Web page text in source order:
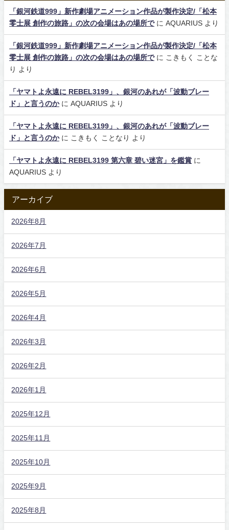
「銀河鉄道999」新作劇場アニメーション作品が製作決定/「松本
零士展 創作の旅路」の次の会場はあの場所でに AQUARIUS より
「銀河鉄道999」新作劇場アニメーション作品が製作決定/「松本
零士展 創作の旅路」の次の会場はあの場所でに
こきもく ことな
り
より
「ヤマトよ永遠に REBEL3199」、銀河のあれが「波動ブレー
ド」と言うのかに AQUARIUS より
「ヤマトよ永遠に REBEL3199」、銀河のあれが「波動ブレー
ド」と言うのかに こきもく ことなり より
「ヤマトよ永遠に REBEL3199 第六章 碧い迷宮」を鑑賞 に
AQUARIUS より
アーカイブ
2026年8月
2026年7月
2026年6月
2026年5月
2026年4月
2026年3月
2026年2月
2026年1月
2025年12月
2025年11月
2025年10月
2025年9月
2025年8月